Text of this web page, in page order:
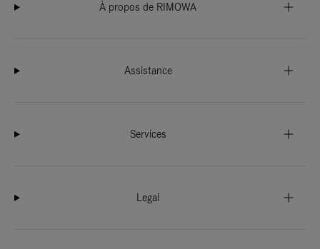
À propos de RIMOWA
Assistance
Services
Legal